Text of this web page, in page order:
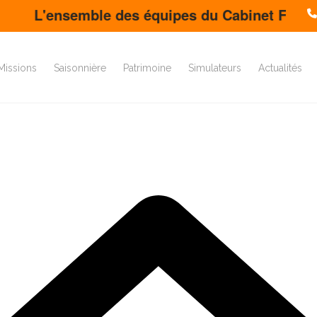
des équipes du Cabinet FDS vous
Saisonnière Patrimoine Simulateurs Actualités